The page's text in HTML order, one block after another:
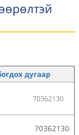
дугаар
70362130
70362130